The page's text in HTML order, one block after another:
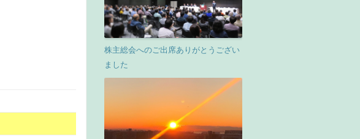
株主総会へのご出席ありがとうござい
ました